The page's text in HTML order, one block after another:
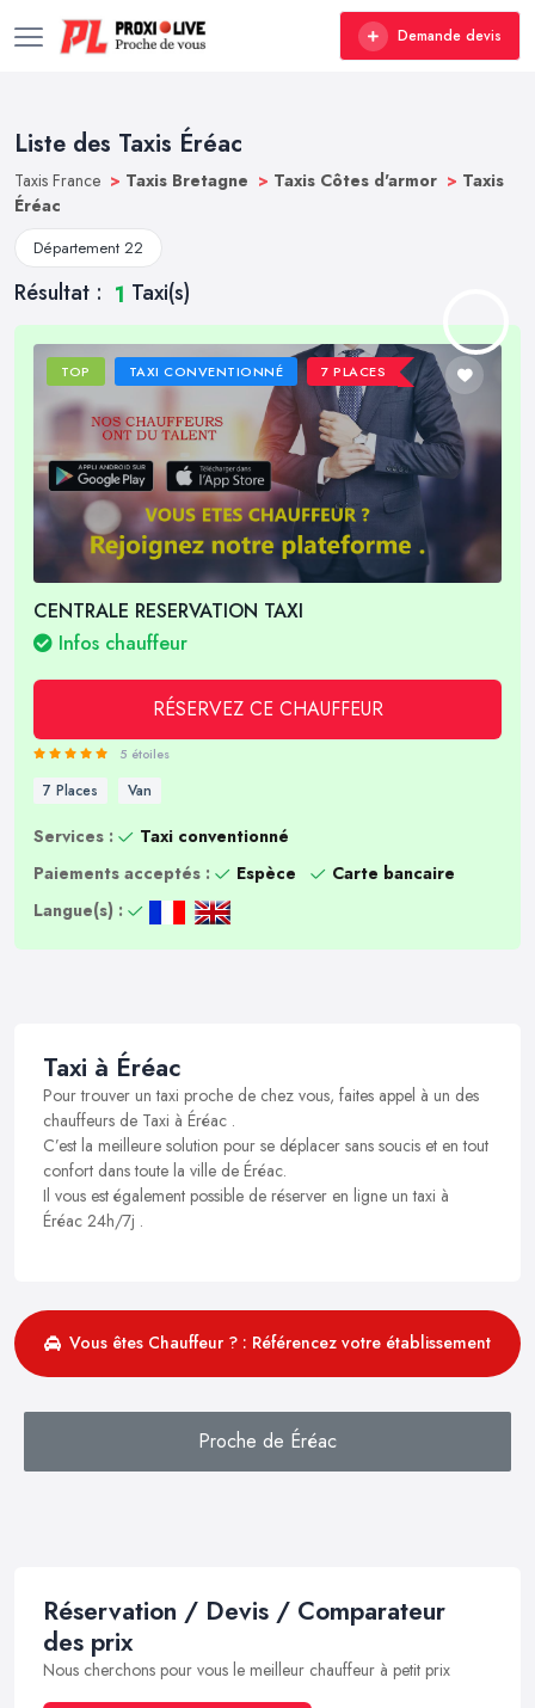
Demande devis
Liste des Taxis Éréac
Taxis France > Taxis Bretagne > Taxis Côtes d'armor > Taxis
Éréac
Département 22
Résultat : 1 Taxi(s)
TOP TAXI CONVENTIONNÉ 7 PLACES
CENTRALE RESERVATION TAXI
Infos chauffeur
RÉSERVEZ CE CHAUFFEUR
5 étoiles
7 Places Van
Services :
Taxi conventionné
Paiements acceptés :
Espèce
Carte bancaire
Langue(s) :
Taxi à Éréac
Pour trouver un taxi proche de chez vous, faites appel à un des
chauffeurs de Taxi à Éréac .
C’est la meilleure solution pour se déplacer sans soucis et en tout
confort dans toute la ville de Éréac.
Il vous est également possible de réserver en ligne un taxi à
Éréac 24h/7j .
Vous êtes Chauffeur ? : Référencez votre établissement
Proche de Éréac
Réservation / Devis / Comparateur
des prix
Nous cherchons pour vous le meilleur chauffeur à petit prix